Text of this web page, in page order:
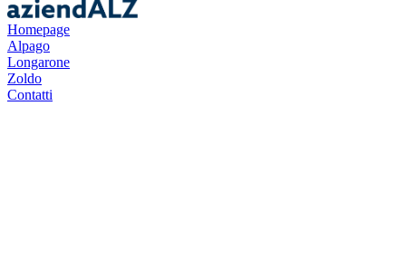
Homepage
Alpago
Longarone
Zoldo
Contatti